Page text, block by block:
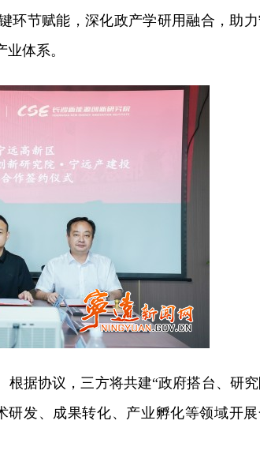
环节赋能，深化政产学研用融合，助
体系。
根据协议，三方将共建“政府搭台、研
研发、成果转化、产业孵化等领域开